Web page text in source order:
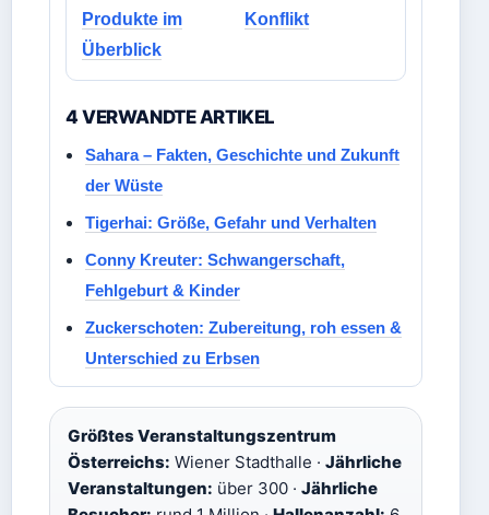
Produkte im
Überblick
Konflikt
4 VERWANDTE ARTIKEL
Sahara – Fakten, Geschichte und Zukunft
der Wüste
Tigerhai: Größe, Gefahr und Verhalten
Conny Kreuter: Schwangerschaft,
Fehlgeburt & Kinder
Zuckerschoten: Zubereitung, roh essen &
Unterschied zu Erbsen
Größtes Veranstaltungszentrum
Österreichs: Wiener Stadthalle · Jährliche
Veranstaltungen: über 300 · Jährliche